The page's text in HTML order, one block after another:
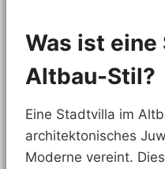
Was ist
Altbau-Stil?
Eine Stadtvilla im
architektonisches
Moderne vereint.